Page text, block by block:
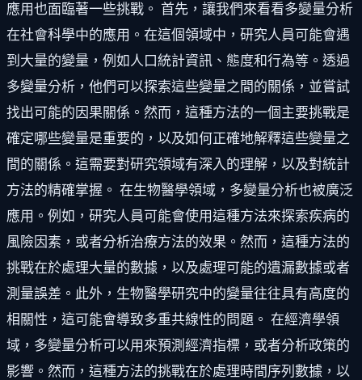
應用也面臨著一些挑戰。 首先，讓我們來看看多變量分析
在社會科學中的應用。在這個領域中，研究人員可能會遇
到大量的變量，例如人口統計資訊、態度和行為等。透過
多變量分析，他們可以探索這些變量之間的關係，並嘗試
找出可能的因果關係。然而，這種方法的一個主要挑戰是
確定哪些變量是重要的，以及如何正確地解釋這些變量之
間的關係。這需要對研究領域有深入的理解，以及對統計
方法的精確掌握。 在生物醫學領域，多變量分析也被廣泛
應用。例如，研究人員可能會使用這種方法來探索疾病的
風險因素，或者分析治療方法的效果。然而，這種方法的
挑戰在於處理大量的數據，以及處理可能的遺漏數據或者
測量誤差。此外，生物醫學研究中的變量往往具有高度的
相關性，這可能會導致多重共線性的問題。 在經濟學領
域，多變量分析可以用來預測經濟指標，或者分析政策的
影響。然而，這種方法的挑戰在於處理時間序列數據，以